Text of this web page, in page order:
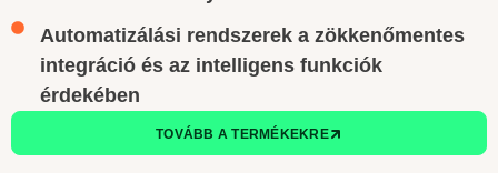
Automatizálási rendszerek a zökkenőmentes
integráció és az intelligens funkciók
érdekében
TOVÁBB A TERMÉKEKRE